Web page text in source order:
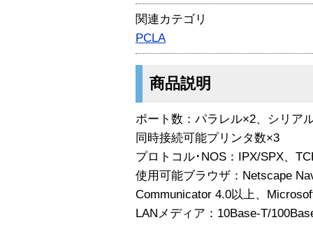
関連カテゴリ
PCLA
商品説明
ポート数：パラレル×2、シリア
同時接続可能プリンタ数×3
プロトコル･NOS：IPX/SPX、
使用可能ブラウザ：Netscape
Communicator 4.0以上、
LANメディア：10Base-T/